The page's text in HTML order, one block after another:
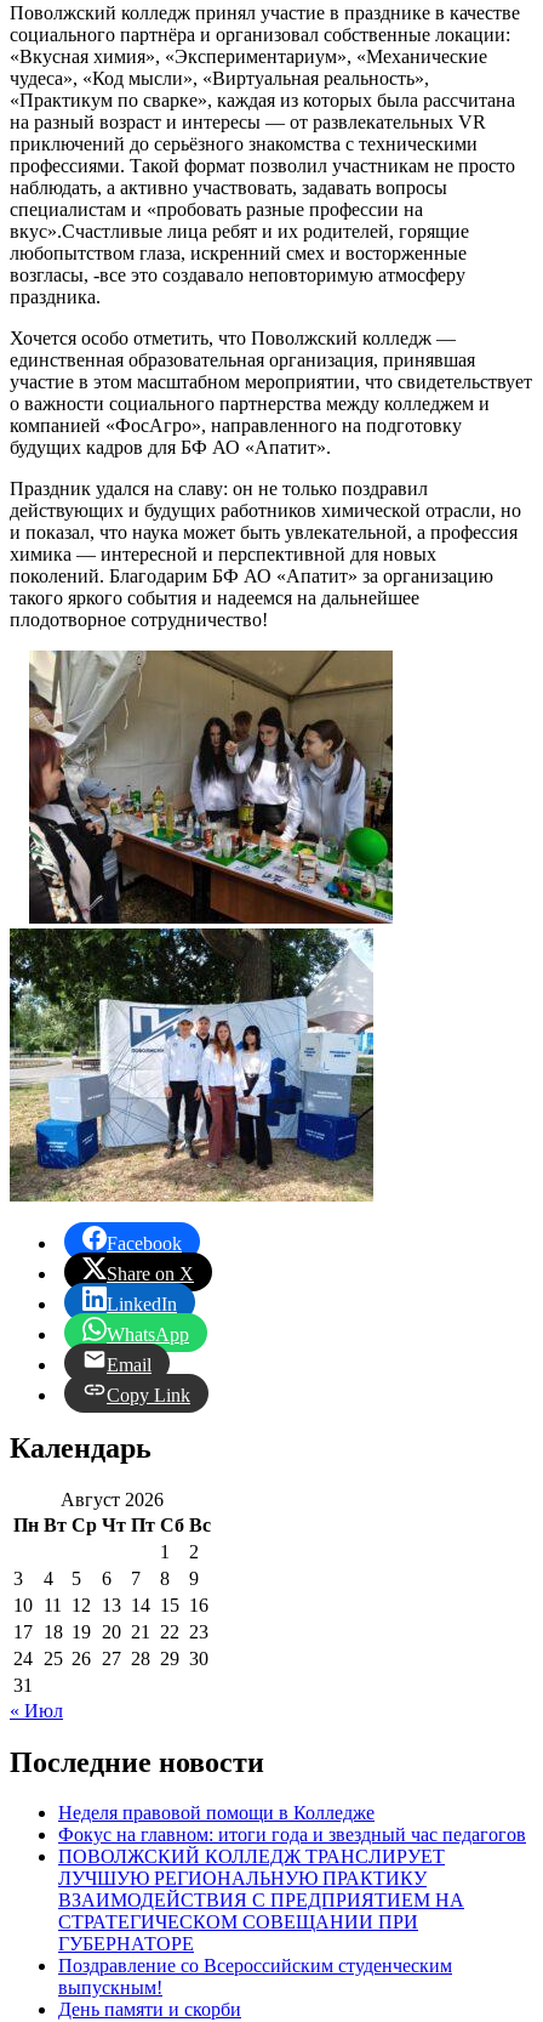
Поволжский колледж принял участие в празднике в качестве
социального партнёра и организовал собственные локации:
«Вкусная химия», «Экспериментариум», «Механические
чудеса», «Код мысли», «Виртуальная реальность»,
«Практикум по сварке», каждая из которых была рассчитана
на разный возраст и интересы — от развлекательных VR
приключений до серьёзного знакомства с техническими
профессиями. Такой формат позволил участникам не просто
наблюдать, а активно участвовать, задавать вопросы
специалистам и «пробовать разные профессии на
вкус».Счастливые лица ребят и их родителей, горящие
любопытством глаза, искренний смех и восторженные
возгласы, -все это создавало неповторимую атмосферу
праздника.
Хочется особо отметить, что Поволжский колледж —
единственная образовательная организация, принявшая
участие в этом масштабном мероприятии, что свидетельствует
о важности социального партнерства между колледжем и
компанией «ФосАгро», направленного на подготовку
будущих кадров для БФ АО «Апатит».
Праздник удался на славу: он не только поздравил
действующих и будущих работников химической отрасли, но
и показал, что наука может быть увлекательной, а профессия
химика — интересной и перспективной для новых
поколений. Благодарим БФ АО «Апатит» за организацию
такого яркого события и надеемся на дальнейшее
плодотворное сотрудничество!
Facebook
Share on X
LinkedIn
WhatsApp
Email
Copy Link
Календарь
Август 2026
Пн Вт Ср Чт Пт Сб Вс
1
2
3
4 5 6 7 8
9
10 11 12 13 14 15 16
17 18 19 20 21 22 23
24 25 26 27 28 29 30
31
« Июл
Последние новости
Неделя правовой помощи в Колледже
Фокус на главном: итоги года и звездный час педагогов
ПОВОЛЖСКИЙ КОЛЛЕДЖ ТРАНСЛИРУЕТ
ЛУЧШУЮ РЕГИОНАЛЬНУЮ ПРАКТИКУ
ВЗАИМОДЕЙСТВИЯ С ПРЕДПРИЯТИЕМ НА
СТРАТЕГИЧЕСКОМ СОВЕЩАНИИ ПРИ
ГУБЕРНАТОРЕ
Поздравление со Всероссийским студенческим
выпускным!
День памяти и скорби